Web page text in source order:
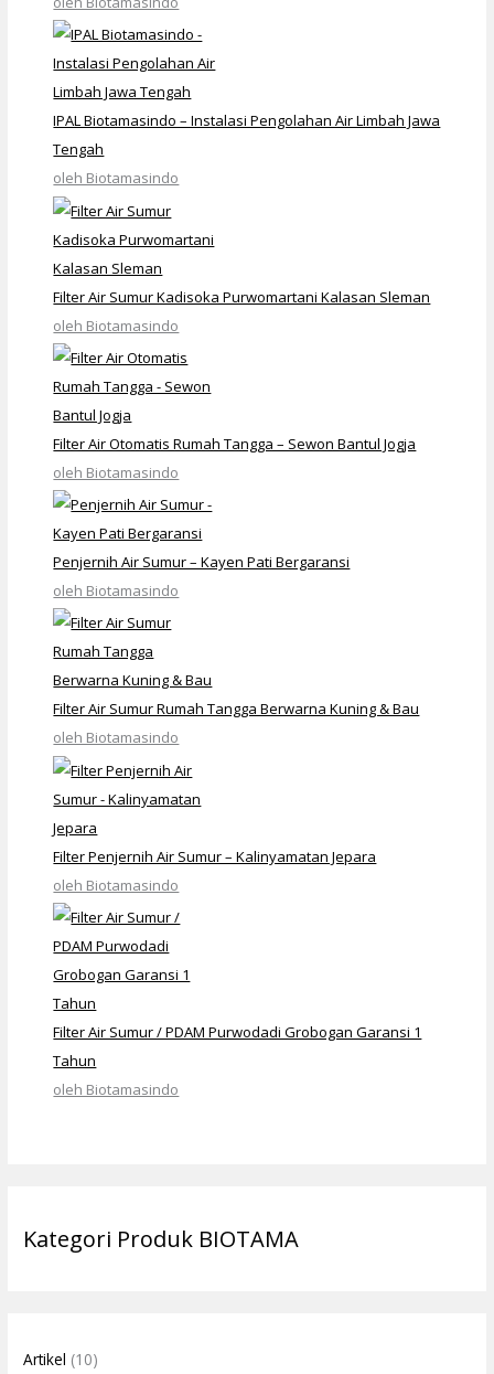
IPAL Biotamasindo – Instalasi Pengolahan Air Limbah Jawa
Tengah
oleh Biotamasindo
Filter Air Sumur Kadisoka Purwomartani Kalasan Sleman
oleh Biotamasindo
Filter Air Otomatis Rumah Tangga – Sewon Bantul Jogja
oleh Biotamasindo
Penjernih Air Sumur – Kayen Pati Bergaransi
oleh Biotamasindo
Filter Air Sumur Rumah Tangga Berwarna Kuning & Bau
oleh Biotamasindo
Filter Penjernih Air Sumur – Kalinyamatan Jepara
oleh Biotamasindo
Filter Air Sumur / PDAM Purwodadi Grobogan Garansi 1
Tahun
oleh Biotamasindo
Kategori Produk BIOTAMA
Artikel (10)